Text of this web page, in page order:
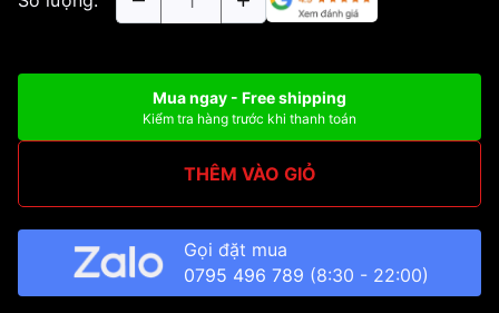
Mua ngay - Free shipping
Kiểm tra hàng trước khi thanh toán
THÊM VÀO GIỎ
Gọi đặt mua
0795 496 789 (8:30 - 22:00)